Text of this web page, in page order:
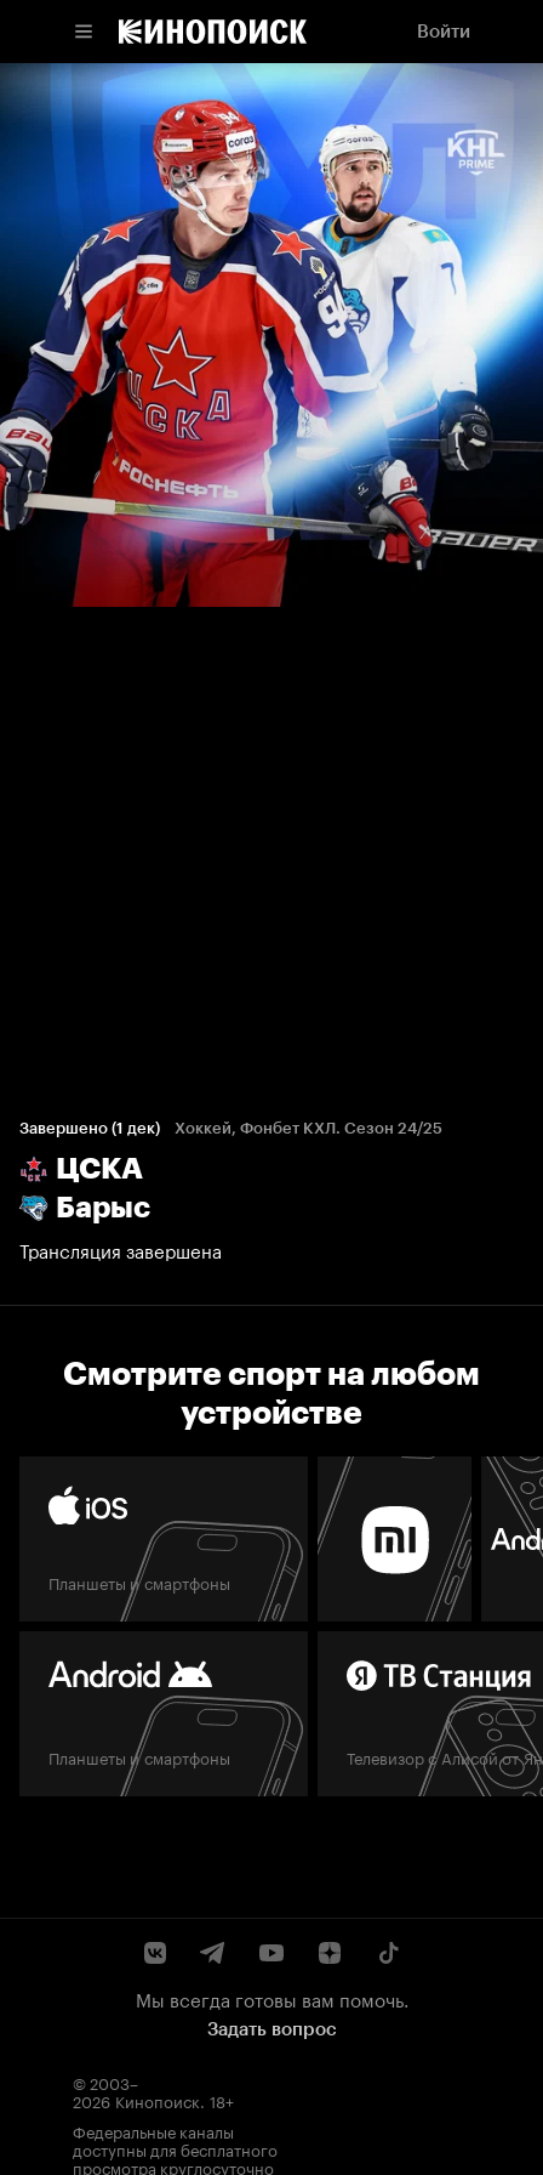
Войти
Завершено (1 дек) Хоккей, Фонбет КХЛ. Сезон 24/25
ЦСКА
Барыс
Трансляция завершена
Смотрите спорт на любом
устройстве
Планшеты и смартфоны
Планшеты и смартфоны Телевизор с Алисой от
Мы всегда готовы вам помочь.
Задать вопрос
© 2003–
2026 Кинопоиск. 18+
Федеральные каналы
доступны для бесплатного
просмотра круглосуточно